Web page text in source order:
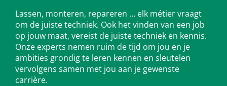
Lassen, monteren, repareren … elk métier vraagt
om de juiste techniek. Ook het vinden van een job
op jouw maat, vereist de juiste techniek en kennis.
Onze experts nemen ruim de tijd om jou en je
ambities grondig te leren kennen en sleutelen
vervolgens samen met jou aan je gewenste
carrière.